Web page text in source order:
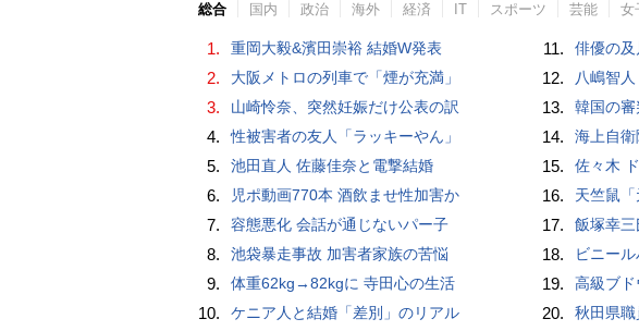
総合 国内 政治 海外 経済 IT スポーツ 芸能 女
1. 重岡大毅&濱田崇裕 結婚W発表
2. 大阪メトロの列車で「煙が充満」
3. 山崎怜奈、突然妊娠だけ公表の訳
4. 性被害者の友人「ラッキーやん」
5. 池田直人 佐藤佳奈と電撃結婚
6. 児ポ動画770本 酒飲ませ性加害か
7. 容態悪化 会話が通じないパー子
8. 池袋暴走事故 加害者家族の苦悩
9. 体重62kg→82kgに 寺田心の生活
10. ケニア人と結婚「差別」のリアル
11. 俳優の
12. 八嶋智
13. 韓国の
14. 海上自
15. 佐々木
16. 天竺鼠
17. 飯塚幸三
18. ビニールハウスからシ
19. 高級ブ
20. 秋田県